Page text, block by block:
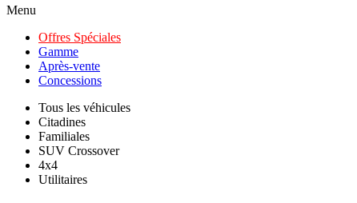
Menu
Offres Spéciales
Gamme
Après-vente
Concessions
Tous les véhicules
Citadines
Familiales
SUV Crossover
4x4
Utilitaires